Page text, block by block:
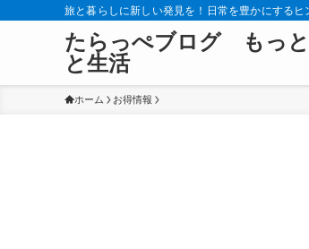
旅と暮らしに新しい発見を！日常を豊かにする
たらっぺブログ もっ
と生活
ホーム お得情報